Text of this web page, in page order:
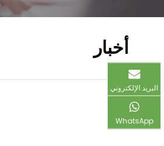
أخبار​​​​​​​
البريد الإلكتروني
WhatsApp